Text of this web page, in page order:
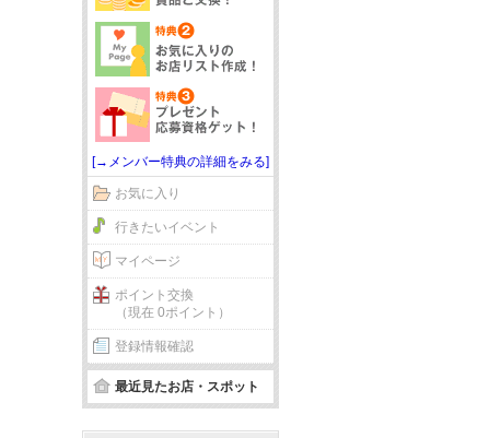
[→メンバー特典の詳細をみる]
お気に入り
行きたいイベント
マイページ
ポイント交換
（現在 0ポイント）
登録情報確認
最近見たお店・スポット